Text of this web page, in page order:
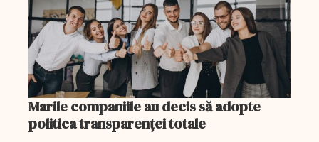
Marile companiile au decis să adopte
politica transparenței totale